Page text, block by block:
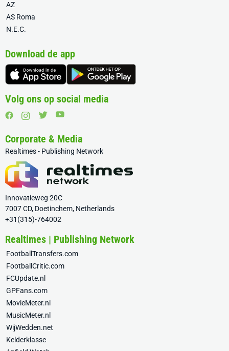
AZ
AS Roma
N.E.C.
Download de app
Volg ons op social media
Corporate & Media
Realtimes - Publishing Network
Innovatieweg 20C
7007 CD, Doetinchem, Netherlands
+31(315)-764002
Realtimes | Publishing Network
FootballTransfers.com
FootballCritic.com
FCUpdate.nl
GPFans.com
MovieMeter.nl
MusicMeter.nl
WijWedden.net
Kelderklasse